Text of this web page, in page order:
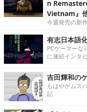
n
Vietnam』
今週発売の新
有志日本語
PCゲーマーな
に連続インタビ
吉田輝和の
もはやゲムス
記